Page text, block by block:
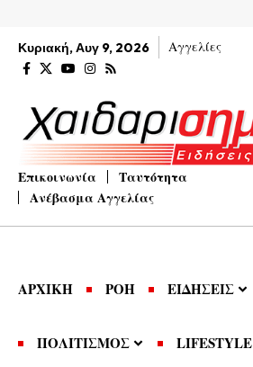
Κυριακή, Αυγ 9, 2026 Αγγελίες
Επικοινωνία
Ταυτότητα
Ανέβασμα Αγγελίας
ΑΡΧΙΚΗ ΡΟΗ ΕΙΔΗΣΕΙΣ
ΠΟΛΙΤΙΣΜΟΣ LIFESTYLE